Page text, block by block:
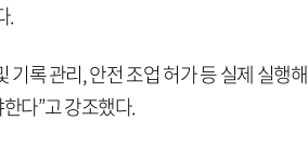
.
기록 관리, 안전 조업 허가 등 실제 실행해
다”고 강조했다.